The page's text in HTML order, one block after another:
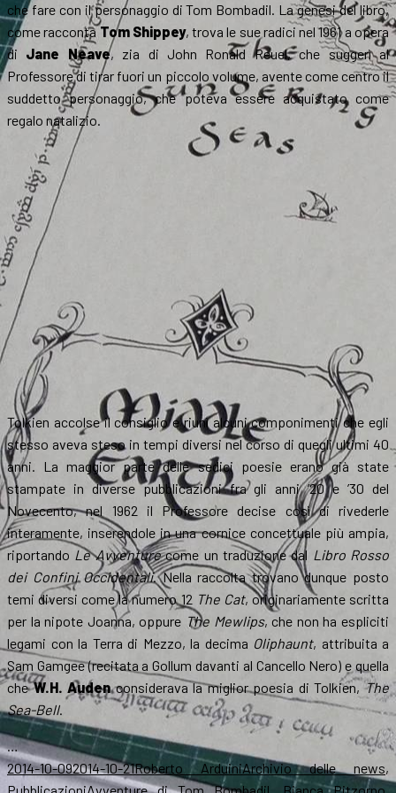
che fare con il personaggio di Tom Bombadil. La genesi del libro,
come raccontaTom Shippey, trova le sue radici nel 1961 a opera
di Jane Neave, zia di John Ronald Reuel, che suggerì al
Professore di tirar fuori un piccolo volume, avente come centro il
suddetto personaggio, che poteva essere acquistato come
regalo natalizio.
Tolkien accolse il consiglio e riunì alcuni componimenti che egli
stesso aveva steso in tempi diversi nel corso di quegli ultimi 40
anni. La maggior parte delle sedici poesie erano già state
stampate in diverse pubblicazioni fra gli anni ’20 e ’30 del
Novecento, nel 1962 il Professore decise così di rivederle
interamente, inserendole in una cornice concettuale più ampia,
riportando Le Avventurecome un traduzione dal Libro Rosso
dei Confini Occidentali. Nella raccolta trovano dunque posto
temi diversi come la numero 12 The Cat, originariamente scritta
per la nipote Joanna, oppure The Mewlips, che non ha espliciti
legami con la Terra di Mezzo, la decima Oliphaunt, attribuita a
Sam Gamgee (recitata a Gollum davanti al Cancello Nero) e quella
cheW.H. Audenconsiderava la miglior poesia di Tolkien,The
Sea-Bell.
…
Scritto
il
2014-10-092014-10-21Autore
Roberto ArduiniCategorie
Archivio delle news,
Tag